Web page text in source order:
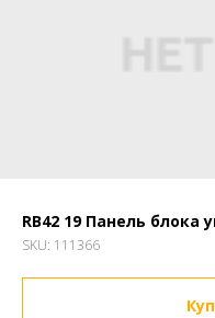
RB42 19 Панель блока
SKU: 111366